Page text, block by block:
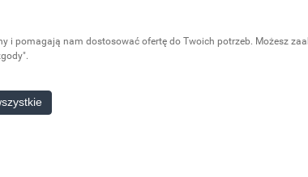
i pomagają nam dostosować ofertę do Twoich potrzeb. Możesz